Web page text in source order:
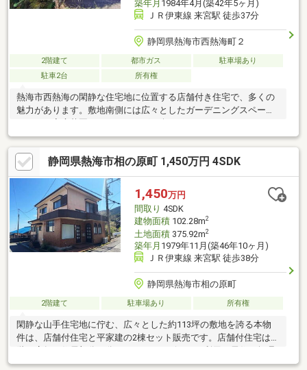
築年月 1984年4月(築42年5ヶ月)
ＪＲ伊東線 来宮駅 徒歩37分
静岡県熱海市西熱海町２
2階建て 都市ガス
駐車場あり
駐車2台
所有権
熱海市西熱海の閑静な住宅地に位置する店舗付き住宅で、多くの
魅力があります。敷地南側には広々としたガーデニングスペース
があり、家庭菜園やガーデニングを楽しむのにぴったりです。JR
伊東線の来宮駅から約2.8kmとアクセスが良く、静かな中にも交
通の便利さが魅力です。2階からは山間を通し相模湾を遠望でき、
四季折々の自然美を堪能できます。さらに、近隣にはゴルフ場も
あり、ゴルフ愛好者にとっては利便性の良い立地です。この物件
は住居としてだけでなく、店舗としての利用も可能で、多様なラ
イフスタイルに対応します。
静岡県熱海市相の原町 1,450万円 4SDK
1,450万円
間取り 4SDK
建物面積102.28m2
土地面積375.92m2
築年月 1979年11月(築46年10ヶ月)
ＪＲ伊東線 来宮駅 徒歩38分
静岡県熱海市相の原町
2階建て 駐車場あり 所有権
閑静な山手住宅地に佇む、広々とした約113坪の敷地を誇る本物
件は、店舗付住宅と平家建の2棟セット販売です。店舗付住宅は1
なく両立可能。室内には手入れが必要ですが、自分好みにリノベ